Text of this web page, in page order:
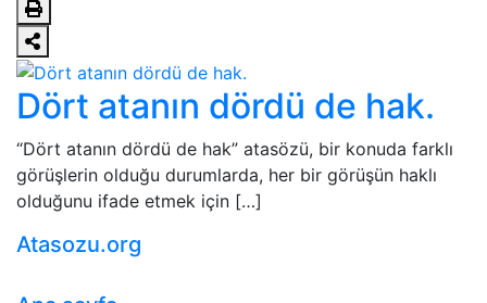
Dört atanın dördü de hak.
“Dört atanın dördü de hak” atasözü, bir konuda farklı
görüşlerin olduğu durumlarda, her bir görüşün haklı
olduğunu ifade etmek için […]
Atasozu.org